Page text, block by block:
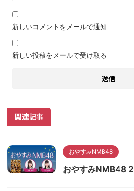
新しいコメントをメールで通知
新しい投稿をメールで受け取る
関連記事
おやすみNMB48
おやすみNMB48